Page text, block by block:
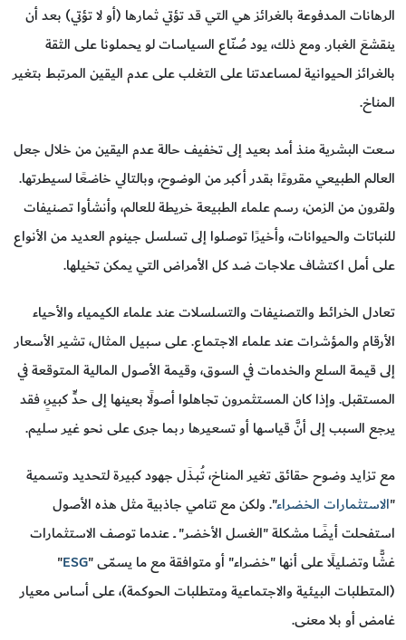
الرهانات المدفوعة بالغرائز هي التي قد تؤتي ثمارها (أو لا تؤتي) بعد أن
ينقشعَ الغبار. ومع ذلك، يود صُنّاع السياسات لو يحملونا على الثقة
بالغرائز الحيوانية لمساعدتنا على التغلب على عدم اليقين المرتبط بتغير
المناخ.
سعت البشرية منذ أمد بعيد إلى تخفيف حالة عدم اليقين من خلال جعل
العالم الطبيعي مقروءًا بقدر أكبر من الوضوح، وبالتالي خاضعًا لسيطرتها.
ولقرون من الزمن، رسم علماء الطبيعة خريطة للعالم، وأنشأوا تصنيفات
للنباتات والحيوانات، وأخيرًا توصلوا إلى تسلسل جينوم العديد من الأنواع
على أمل اكتشاف علاجات ضد كل الأمراض التي يمكن تخيلها.
تعادل الخرائط والتصنيفات والتسلسلات عند علماء الكيمياء والأحياء
الأرقام والمؤشرات عند علماء الاجتماع. على سبيل المثال، تشير الأسعار
إلى قيمة السلع والخدمات في السوق، وقيمة الأصول المالية المتوقعة في
المستقبل. وإذا كان المستثمرون تجاهلوا أصولًا بعينها إلى حدٍّ كبيرٍ، فقد
يرجع السبب إلى أنَّ قياسها أو تسعيرها ربما جرى على نحو غير سليم.
مع تزايد وضوح حقائق تغير المناخ، تُـبـذَل جهود كبيرة لتحديد وتسمية
"الاستثمارات الخضراء". ولكن مع تنامي جاذبية مثل هذه الأصول
استفحلت أيضًا مشكلة "الغسل الأخضر" ــ عندما توصف الاستثمارات
غشًّا وتضليلًا على أنها "خضراء" أو متوافقة مع ما يسمّى "ESG
"
(المتطلبات البيئية والاجتماعية ومتطلبات الحوكمة)، على أساس معيار
غامض أو بلا معنى.